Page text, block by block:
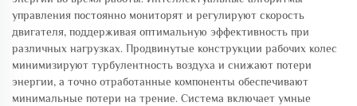
управления постоянно мониторят и регулируют скорость
двигателя, поддерживая оптимальную эффективность при
различных нагрузках. Продвинутые конструкции рабочих колес
минимизируют турбулентность воздуха и снижают потери
энергии, а точно отработанные компоненты обеспечивают
минимальные потери на трение. Система включает умные